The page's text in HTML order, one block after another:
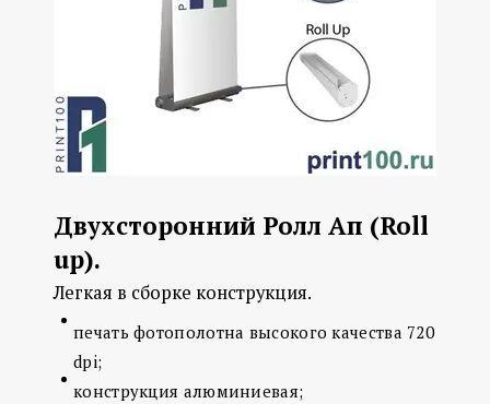
Двухсторонний Ролл Ап (Roll
up).
Легкая в сборке конструкция.
печать фотополотна высокого качества 720
dpi;
конструкция алюминиевая;